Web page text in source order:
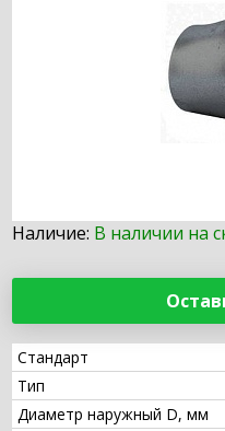
Наличие: В наличии на
Стандарт
Тип
Диаметр наружный D, мм